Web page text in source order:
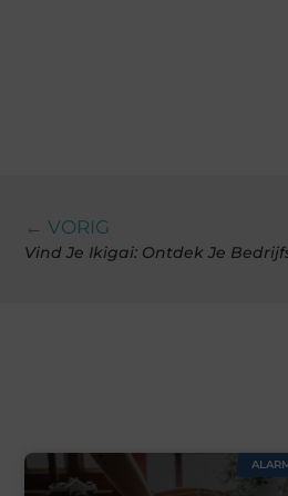
← VORIG
Vind Je Ikigai: Ontdek Je